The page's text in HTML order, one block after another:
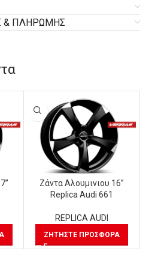
& ΠΛΗΡΩΜΗΣ
Ζάντα Αλουμινιου 16”
Replica Audi 661
REPLICA AUDI
ΖΗΤΉΣΤΕ ΠΡΟΣΦΟΡΆ